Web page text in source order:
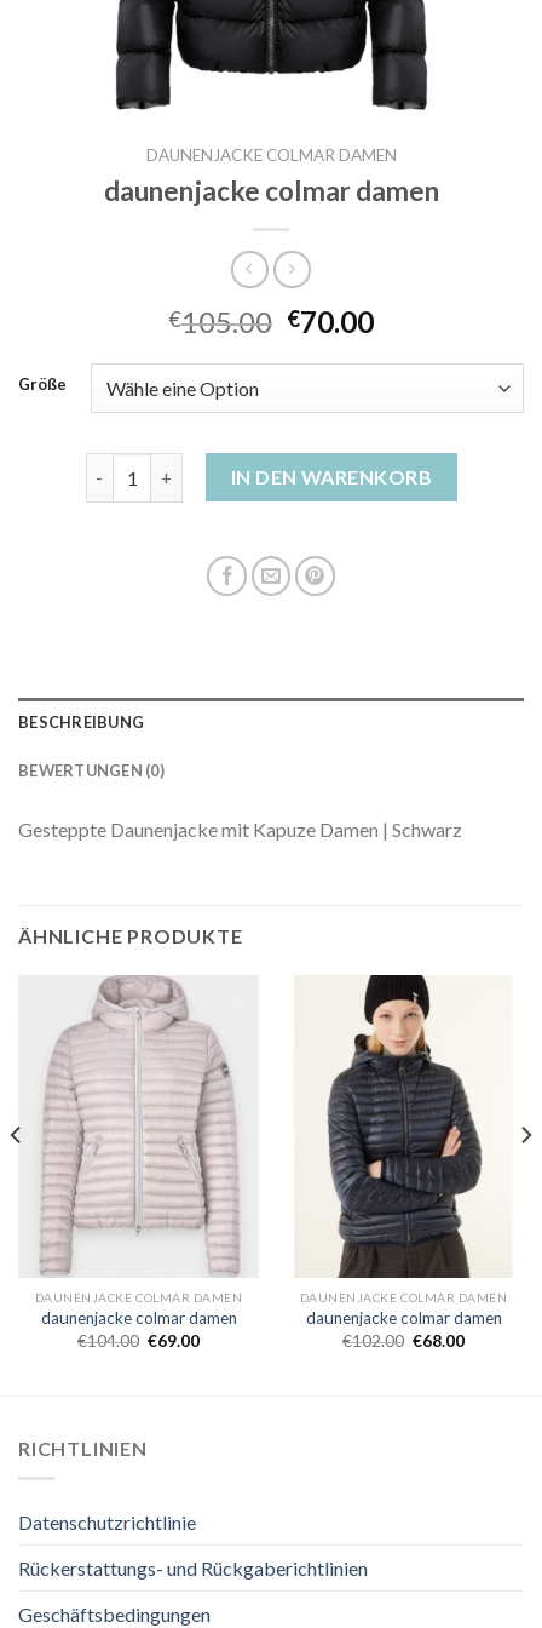
DAUNENJACKE COLMAR DAMEN
daunenjacke colmar damen
€105.00 €70.00
Größe
daunenjacke colmar damen Menge
IN DEN WARENKORB
BESCHREIBUNG
BEWERTUNGEN (0)
Gesteppte Daunenjacke mit Kapuze Damen | Schwarz
ÄHNLICHE PRODUKTE
DAUNENJACKE COLMAR DAMEN
daunenjacke colmar damen
€104.00 €69.00
DAUNENJACKE COLMAR DAMEN
daunenjacke colmar damen
€102.00 €68.00
RICHTLINIEN
Datenschutzrichtlinie
Rückerstattungs- und Rückgaberichtlinien
Geschäftsbedingungen